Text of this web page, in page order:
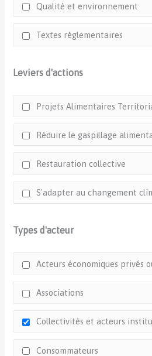
Qualité et environnement
Textes réglementaires
Leviers d'actions
Projets Alimentaires
Réduire le gaspillage
Restauration collective
S'adapter au changement
Types d'acteur
Acteurs économiques privés
Associations
Collectivités et acteurs
Consommateurs